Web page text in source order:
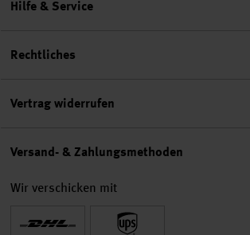
Hilfe & Service
Rechtliches
Vertrag widerrufen
Versand- & Zahlungsmethoden
Wir verschicken mit